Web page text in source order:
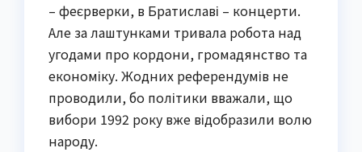
– феєрверки, в Братиславі – концерти.
Але за лаштунками тривала робота над
угодами про кордони, громадянство та
економіку. Жодних референдумів не
проводили, бо політики вважали, що
вибори 1992 року вже відобразили волю
народу.